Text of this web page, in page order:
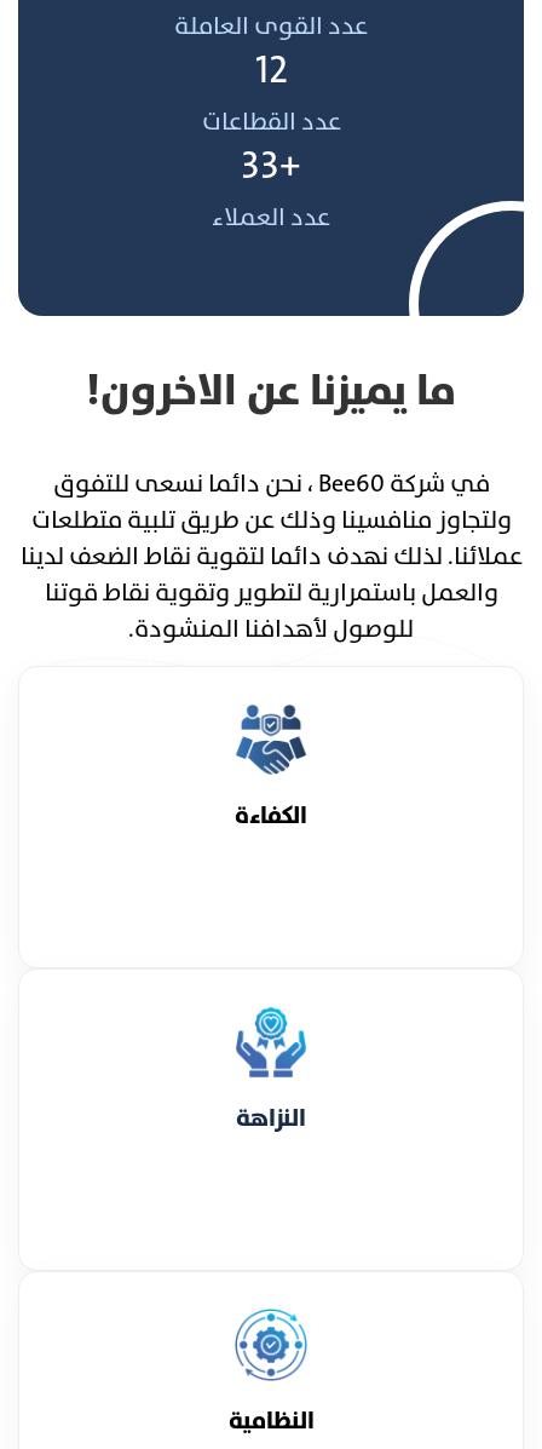
عدد القوى العاملة
12
عدد القطاعات
+33
عدد العملاء
ما يميزنا عن الاخرون!
في شركة Bee60 ، نحن دائما نسعى للتفوق
ولتجاوز منافسينا وذلك عن طريق تلبية متطلعات
عملائنا. لذلك نهدف دائما لتقوية نقاط الضعف لدينا
والعمل باستمرارية لتطوير وتقوية نقاط قوتنا
للوصول لأهدافنا المنشودة.
الكفاءة
النزاهة
النظامية